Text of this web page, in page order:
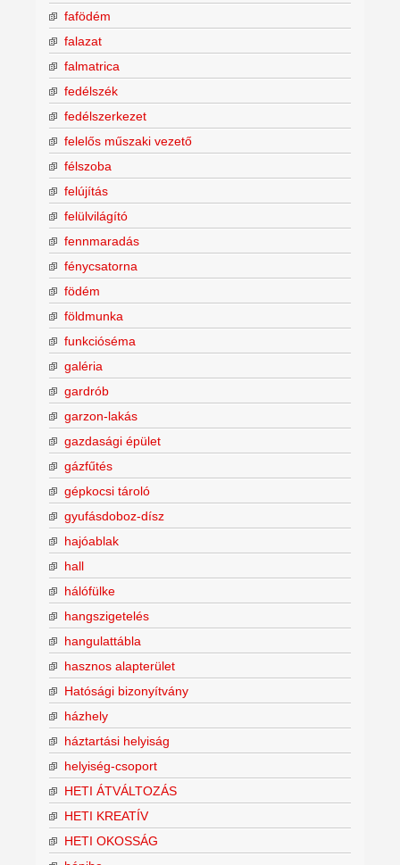
fafödém
falazat
falmatrica
fedélszék
fedélszerkezet
felelős műszaki vezető
félszoba
felújítás
felülvilágító
fennmaradás
fénycsatorna
födém
földmunka
funkcióséma
galéria
gardrób
garzon-lakás
gazdasági épület
gázfűtés
gépkocsi tároló
gyufásdoboz-dísz
hajóablak
hall
hálófülke
hangszigetelés
hangulattábla
hasznos alapterület
Hatósági bizonyítvány
házhely
háztartási helyiság
helyiség-csoport
HETI ÁTVÁLTOZÁS
HETI KREATÍV
HETI OKOSSÁG